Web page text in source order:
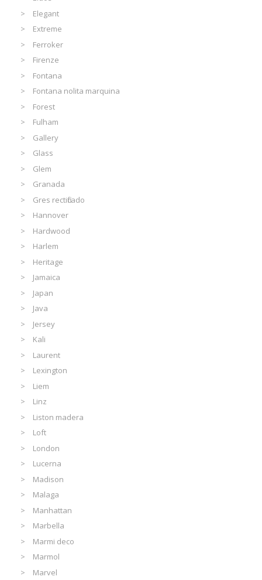
Elegant
Extreme
Ferroker
Firenze
Fontana
Fontana nolita marquina
Forest
Fulham
Gallery
Glass
Glem
Granada
Gres rectificado
Hannover
Hardwood
Harlem
Heritage
Jamaica
Japan
Java
Jersey
Kali
Laurent
Lexington
Liem
Linz
Liston madera
Loft
London
Lucerna
Madison
Malaga
Manhattan
Marbella
Marmi deco
Marmol
Marvel